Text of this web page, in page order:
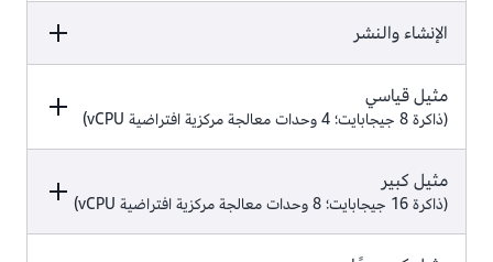
باستخدام الطبقة المجانية من
AWS
AWS
Pricing
مجانًا لمدة 12 شهرًا.
ادفع مقابل ما تستخدمه. تشمل مواقع
متعددة لكل مشروع وشهادات SSL
عامة بدون تكلفة إضافية.
الإنشاء والنشر
Pricing
مثيل قياسي
(ذاكرة 8 جيجابايت؛ 4 وحدات معالجة مركزية افتراضية vCPU)
Pricing
مثيل كبير
(ذاكرة 16 جيجابايت؛ 8 وحدات معالجة مركزية افتراضية vCPU)